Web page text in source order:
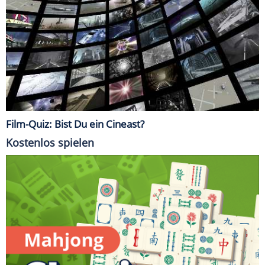
Film-Quiz: Bist Du ein Cineast?
Kostenlos spielen